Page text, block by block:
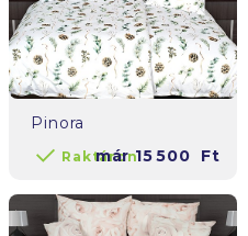
Pinora
Raktáron
már15 500 Ft